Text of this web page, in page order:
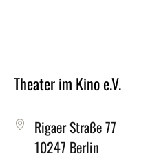
Theater im Kino e.V.
Rigaer Straße 77
10247 Berlin